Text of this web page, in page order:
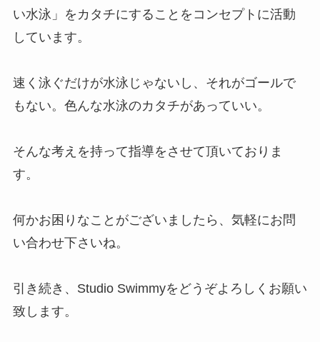
い水泳」をカタチにすることをコンセプトに活動
しています。
速く泳ぐだけが水泳じゃないし、それがゴールで
もない。色んな水泳のカタチがあっていい。
そんな考えを持って指導をさせて頂いておりま
す。
何かお困りなことがございましたら、気軽にお問
い合わせ下さいね。
引き続き、Studio Swimmyをどうぞよろしくお願い
致します。